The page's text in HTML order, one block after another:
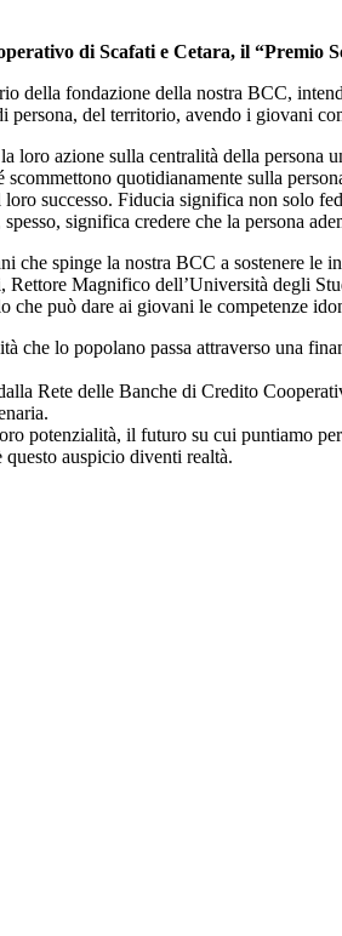
di Scafati e Cetara, il “Premio
della fondazione della nostra BCC,
persona, del territorio, avendo i giovani
azione sulla centralità della persona
quotidianamente sulla
successo. Fiducia significa non solo
significa credere che la persona
spinge la nostra BCC a sostenere le
Magnifico dell’Università degli
può dare ai giovani le competenze
lo popolano passa attraverso una
Rete delle Banche di Credito
potenzialità, il futuro su cui puntiamo
auspicio diventi realtà.